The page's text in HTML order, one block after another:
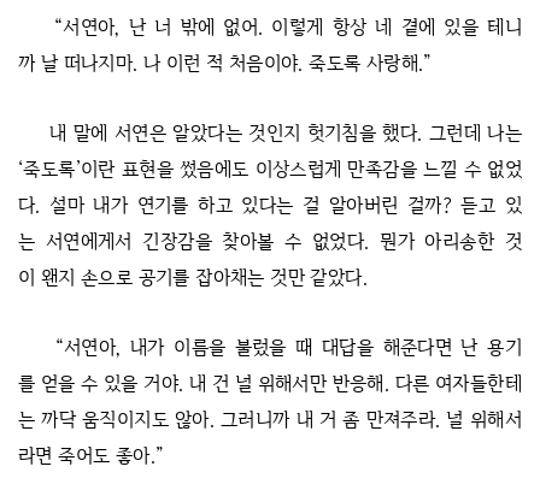
“서연아, 난 너 밖에 없어. 이렇게 항상 네 곁에 있을 테니
까 날 떠나지마. 나 이런 적 처음이야. 죽도록 사랑해.”
내 말에 서연은 알았다는 것인지 헛기침을 했다. 그런데 나는
‘죽도록’이란 표현을 썼음에도 이상스럽게 만족감을 느낄 수 없었
다. 설마 내가 연기를 하고 있다는 걸 알아버린 걸까? 듣고 있
는 서연에게서 긴장감을 찾아볼 수 없었다. 뭔가 아리송한 것
이 왠지 손으로 공기를 잡아채는 것만 같았다.
“서연아, 내가 이름을 불렀을 때 대답을 해준다면 난 용기
를 얻을 수 있을 거야. 내 건 널 위해서만 반응해. 다른 여자들한테
는 까닥 움직이지도 않아. 그러니까 내 거 좀 만져주라. 널 위해서
라면 죽어도 좋아.”